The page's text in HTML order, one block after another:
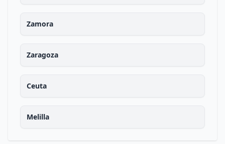
Zamora
Zaragoza
Ceuta
Melilla